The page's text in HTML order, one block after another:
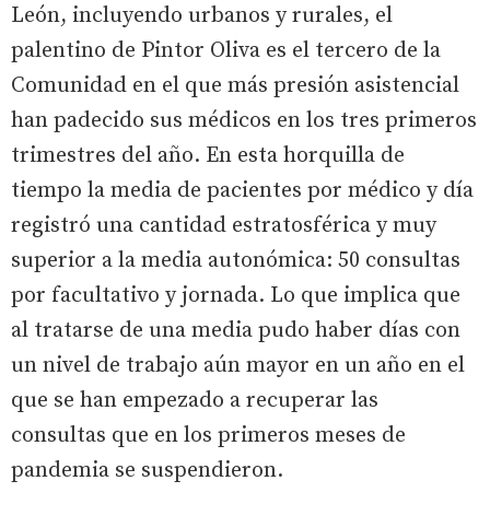
León, incluyendo urbanos y rurales, el
palentino de Pintor Oliva es el tercero de la
Comunidad en el que más presión asistencial
han padecido sus médicos en los tres primeros
trimestres del año. En esta horquilla de
tiempo la media de pacientes por médico y día
registró una cantidad estratosférica y muy
superior a la media autonómica: 50 consultas
por facultativo y jornada. Lo que implica que
al tratarse de una media pudo haber días con
un nivel de trabajo aún mayor en un año en el
que se han empezado a recuperar las
consultas que en los primeros meses de
pandemia se suspendieron.